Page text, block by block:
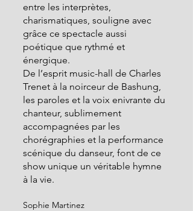
entre les interprètes,
charismatiques, souligne avec
grâce ce spectacle aussi
poétique que rythmé et
énergique.
De l’esprit music-hall de Charles
Trenet à la noirceur de Bashung,
les paroles et la voix enivrante du
chanteur, sublimement
accompagnées par les
chorégraphies et la performance
scénique du danseur, font de ce
show unique un véritable hymne
à la vie.
Sophie Martinez